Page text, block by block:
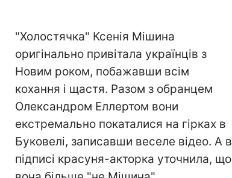
"Холостячка" Ксенія Мішина
оригінально привітала українців з
Новим роком, побажавши всім
кохання і щастя. Разом з обранцем
Олександром Еллертом вони
екстремально покаталися на гірках в
Буковелі, записавши веселе відео. А в
підписі красуня-акторка уточнила, що